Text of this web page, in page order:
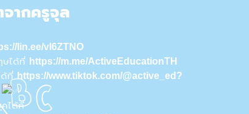
ากครูจุล
lin.ee/vI6ZTNO
ษได้ที่ https://m.me/ActiveEducationTH
ด้ที่https://www.tiktok.com/@active_ed?
ได้ที่